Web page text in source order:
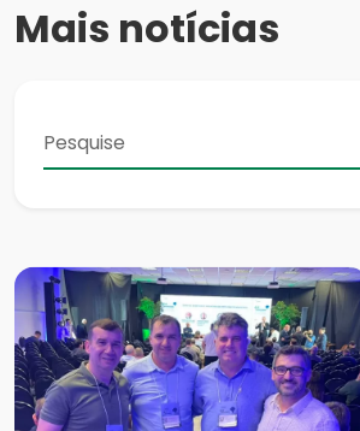
Mais notícias